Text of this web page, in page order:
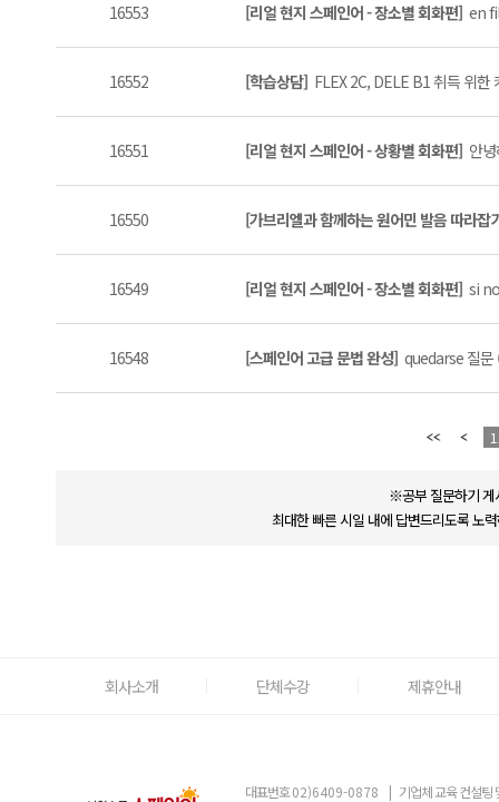
16553 [리얼 현지 스페인어 - 장소별 회화편] en
16552 [학습상담] FLEX 2C, DELE B1 취득 위
16551 [리얼 현지 스페인어 - 상황별 회화편] 안
16550 [가브리엘과 함께하는 원어민 발음 따라
16549 [리얼 현지 스페인어 - 장소별 회화편] si
16548 [스페인어 고급 문법 완성] quedarse 질문
※공부 질문하기 게
최대한 빠른 시일 내에 답변드리도록 노
회사소개 단체수강 제휴안내
대표번호02)6409-0878 | 기업체 교육 컨설팅